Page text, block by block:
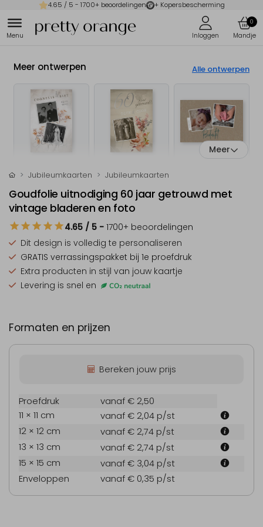
4.65 / 5 - 1700+ beoordelingen + Kopersbescherming
0
Meer ontwerpen Alle ontwerpen
Meer
Jubileumkaarten Jubileumkaarten
Goudfolie uitnodiging 60 jaar getrouwd met
vintage bladeren en foto
4.65 / 5 - 1700+ beoordelingen
Dit design is volledig te personaliseren
GRATIS verrassingspakket bij 1e proefdruk
Extra producten in stijl van jouw kaartje
Levering is snel en
Formaten en prijzen
Bereken jouw prijs
Proefdruk
vanaf € 2,50
11 × 11 cm
vanaf € 2,04 p/st
12 × 12 cm
vanaf € 2,74 p/st
13 × 13 cm
vanaf € 2,74 p/st
15 × 15 cm
vanaf € 3,04 p/st
Enveloppen
vanaf € 0,35 p/st